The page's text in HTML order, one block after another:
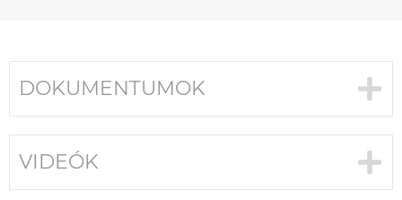
DOKUMENTUMOK
VIDEÓK